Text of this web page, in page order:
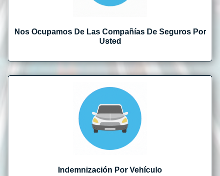
Nos Ocupamos De Las Compañías De Seguros Por
Usted
Indemnización Por Vehículo